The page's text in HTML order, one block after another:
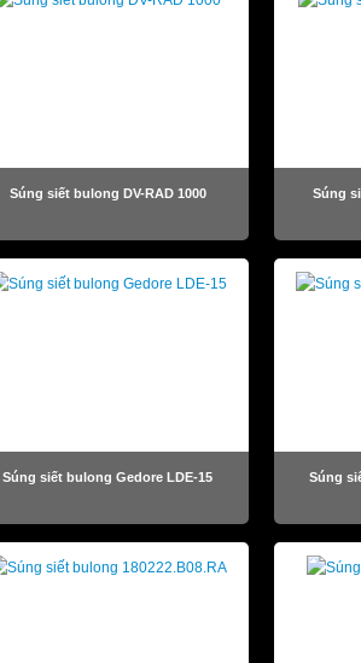
Súng siết bulong DV-RAD 1000 Súng
Súng siết bulong Gedore LDE-15 Súng